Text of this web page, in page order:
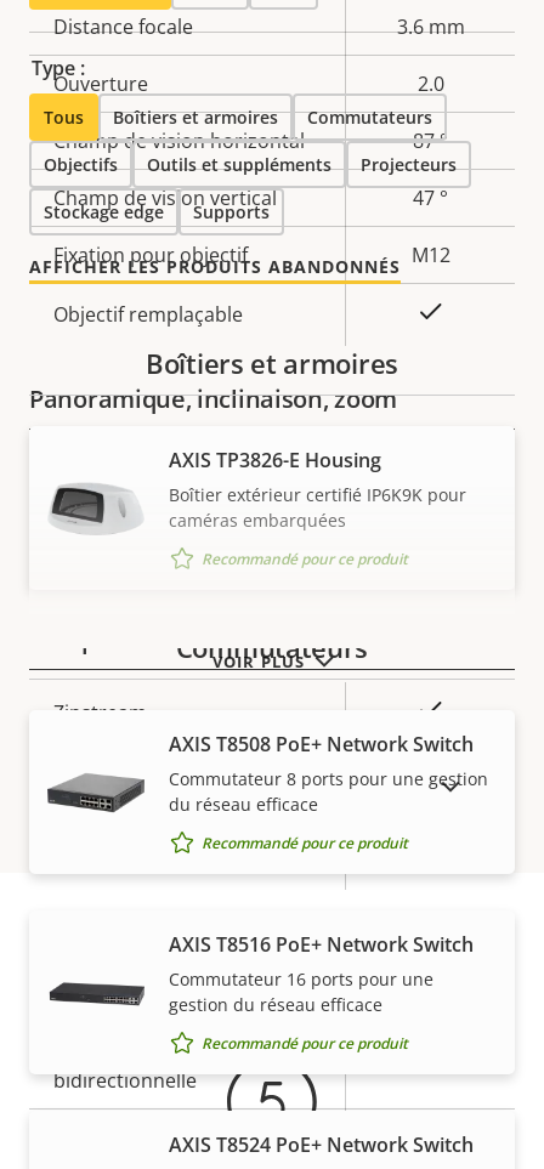
Description
de la
propriété
Valeur de
la
propriété
Distance focale 3.6 mm
Ouverture 2.0
Champ de vision horizontal 87 °
Champ de vision vertical 47 °
Fixation pour objectif M12
Objectif remplaçable
Panoramique, inclinaison, zoom
de la
propriété
Valeur de
la
propriété
Panoramique/Inclinaison
numérique
Zoom numérique
Description
propriété
la
propriété
Zipstream
H.264
Baseline,
Description
Valeur de
propriété
Prise en charge audio -
Transmission audio
bidirectionnelle
Microphone intégré -
Type :
Tous Boîtiers et armoires Commutateurs
Objectifs Outils et suppléments Projecteurs
Stockage edge Supports
AFFICHER LES PRODUITS ABANDONNÉS
VOIR PLUS
Boîtiers et armoires
AXIS TP3826-E Housing
Boîtier extérieur certifié IP6K9K pour
caméras embarquées
Recommandé pour ce produit
Commutateurs
AXIS T8508 PoE+ Network Switch
Commutateur 8 ports pour une gestion
du réseau efficace
Recommandé pour ce produit
AXIS T8516 PoE+ Network Switch
Commutateur 16 ports pour une
gestion du réseau efficace
Recommandé pour ce produit
AXIS T8524 PoE+ Network Switch
AFFICHER LES PRODUITS ABANDONNÉS
Garantie